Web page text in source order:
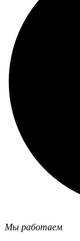
Мы работаем